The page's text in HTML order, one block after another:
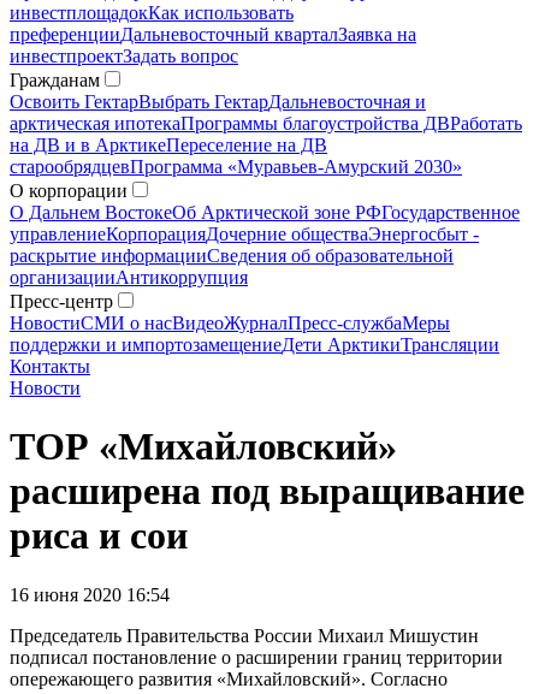
инвестплощадокКак использовать
преференцииДальневосточный кварталЗаявка на
инвестпроектЗадать вопрос
Гражданам
Освоить ГектарВыбрать ГектарДальневосточная и
арктическая ипотекаПрограммы благоустройства ДВРаботать
на ДВ и в АрктикеПереселение на ДВ
старообрядцевПрограмма «Муравьев-Амурский 2030»
О корпорации
О Дальнем ВостокеОб Арктической зоне РФГосударственное
управлениеКорпорацияДочерние обществаЭнергосбыт -
раскрытие информацииСведения об образовательной
организацииАнтикоррупция
Пресс-центр
НовостиСМИ о насВидеоЖурналПресс-службаМеры
поддержки и импортозамещениеДети АрктикиТрансляции
Контакты
Новости
ТОР «Михайловский»
расширена под выращивание
риса и сои
16 июня 2020 16:54
Председатель Правительства России Михаил Мишустин
подписал постановление о расширении границ территории
опережающего развития «Михайловский». Согласно